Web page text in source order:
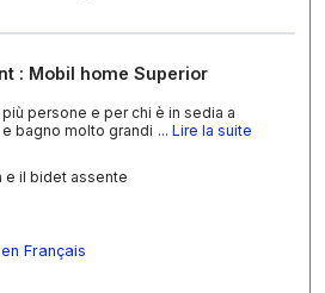
: Mobil home Superior
persone e per chi è in sedia a
bagno molto grandi ... Lire la suite
e il bidet assente
Français